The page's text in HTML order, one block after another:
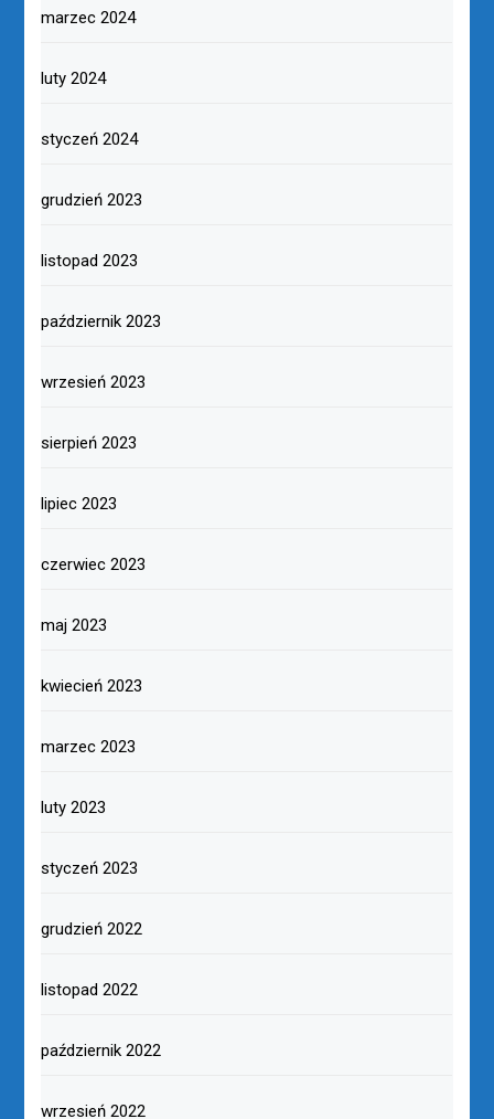
marzec 2024
luty 2024
styczeń 2024
grudzień 2023
listopad 2023
październik 2023
wrzesień 2023
sierpień 2023
lipiec 2023
czerwiec 2023
maj 2023
kwiecień 2023
marzec 2023
luty 2023
styczeń 2023
grudzień 2022
listopad 2022
październik 2022
wrzesień 2022